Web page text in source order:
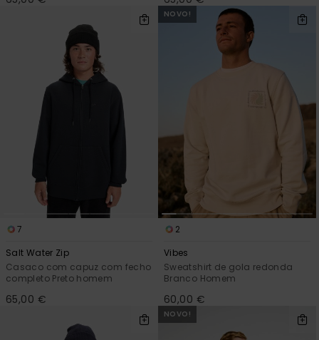
7
Salt Water Zip
Casaco com capuz com fecho
completo Preto homem
65,00 €
NOVO!
2
Vibes
Sweatshirt de gola redonda
Branco Homem
60,00 €
NOVO!